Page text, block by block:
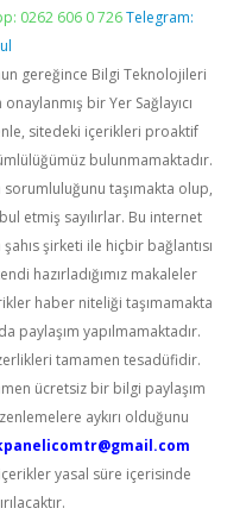
0262 606 0 726 Telegram:
gereğince Bilgi Teknolojileri
bir Yer Sağlayıcı
sitedeki içerikleri proaktif
bulunmamaktadır.
taşımakta olup,
etmiş sayılırlar. Bu internet
şirketi ile hiçbir bağlantısı
hazırladığımız makaleler
haber niteliği taşımamakta
paylaşım yapılmamaktadır.
tamamen tesadüfidir.
ücretsiz bir bilgi paylaşım
aykırı olduğunu
yasal süre içerisinde